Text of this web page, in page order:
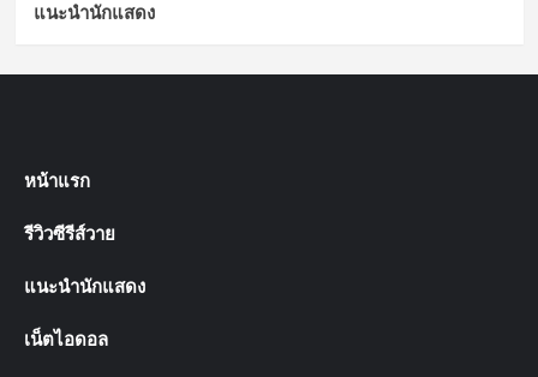
แนะนำนักแสดง
หน้าแรก
รีวิวซีรีส์วาย
แนะนำนักแสดง
เน็ตไอดอล